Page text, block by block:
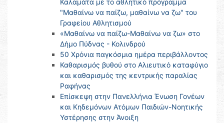
Καλαμάτα με το αθλητικό πρόγραμμα
"Μαθαίνω να παίζω, μαθαίνω να ζω" του
Γραφείου Αθλητισμού
«Μαθαίνω να παίζω-Μαθαίνω να ζω» στο
Δήμο Πύδνας - Κολινδρού
50 Χρόνια παγκόσμια ημέρα περιβάλλοντος
Καθαρισμός βυθού στο Αλιευτικό καταφύγιο
και καθαρισμός της κεντρικής παραλίας
Ραφήνας
Επίσκεψη στην Πανελλήνια Ένωση Γονέων
και Κηδεμόνων Ατόμων Παιδιών-Νοητικής
Υστέρησης στην Άνοιξη